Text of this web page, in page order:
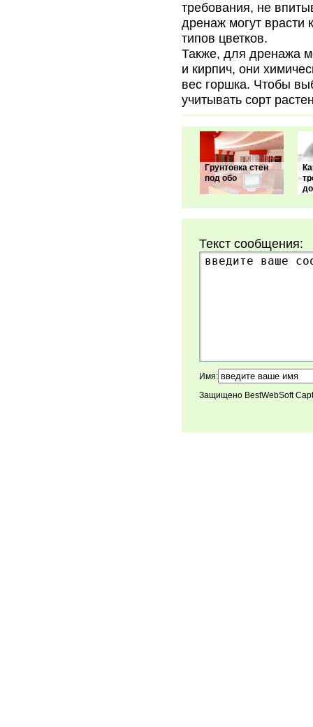
требования, не
дренаж могут врасти
типов цветков.
Также, для дренажа
и кирпич, они
вес горшка. Чтобы
учитывать сорт
Грунтовка стен
под обо
Текст сообщения:
Имя:
Защищено BestWebSoft